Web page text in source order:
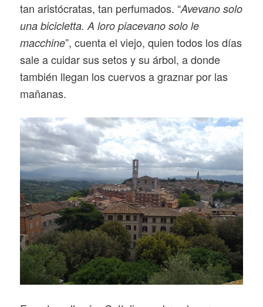
tan aristócratas, tan perfumados. “Avevano solo
una bicicletta. A loro piacevano solo le
macchine”, cuenta el viejo, quien todos los días
sale a cuidar sus setos y su árbol, a donde
también llegan los cuervos a graznar por las
mañanas.